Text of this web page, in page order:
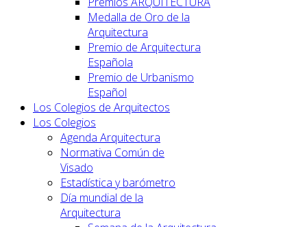
Medalla de Oro de la
Arquitectura
Premio de Arquitectura
Española
Premio de Urbanismo
Español
Los Colegios de Arquitectos
Los Colegios
Agenda Arquitectura
Normativa Común de
Visado
Estadística y barómetro
Día mundial de la
Arquitectura